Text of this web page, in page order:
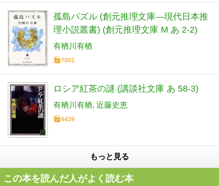
孤島パズル (創元推理文庫―現代日本推
理小説叢書) (創元推理文庫 M あ 2-2)
有栖川有栖
7001
ロシア紅茶の謎 (講談社文庫 あ 58-3)
有栖川有栖 近藤史恵
6439
もっと見る
この本を読んだ人がよく読む本